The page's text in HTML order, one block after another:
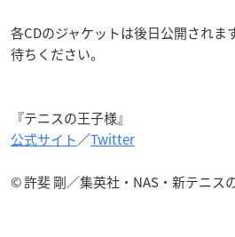
各CDのジャケットは後日公開されま
待ちください。
『テニスの王子様』
公式サイト／Twitter
© 許斐 剛／集英社・NAS・新テニス